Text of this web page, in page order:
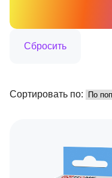
Сортировать по: